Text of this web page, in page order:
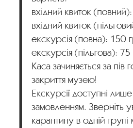
вхідний квиток
вхідний квиток
екскурсія (повна): 150
екскурсія (пільгова): 75
Каса зачиняється за пів
закриття музею!
Екскурсії доступні
замовленням. Зверніть
карантину в одній